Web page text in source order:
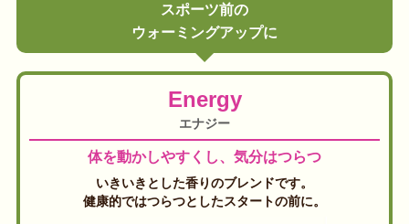
スポーツ前の
ウォーミングアップに
Energy
エナジー
体を動かしやすくし、気分はつらつ
いきいきとした香りのブレンドです。
健康的ではつらつとしたスタートの前に。